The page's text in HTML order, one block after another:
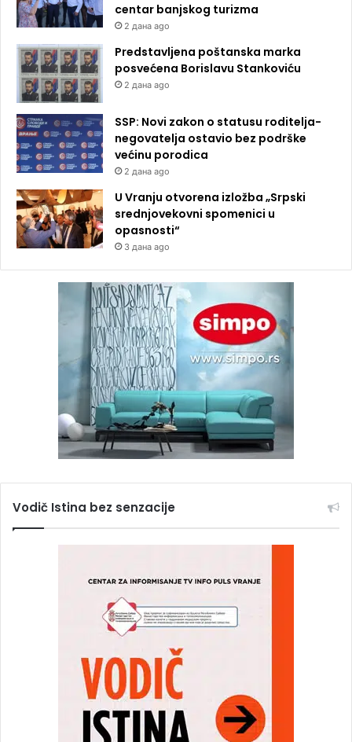
centar banjskog turizma
2 дана ago
Predstavljena poštanska marka
posvećena Borislavu Stankoviću
2 дана ago
SSP: Novi zakon o statusu roditelja-
negovatelja ostavio bez podrške
većinu porodica
2 дана ago
U Vranju otvorena izložba „Srpski
srednjovekovni spomenici u
opasnosti“
3 дана ago
Vodič Istina bez senzacije